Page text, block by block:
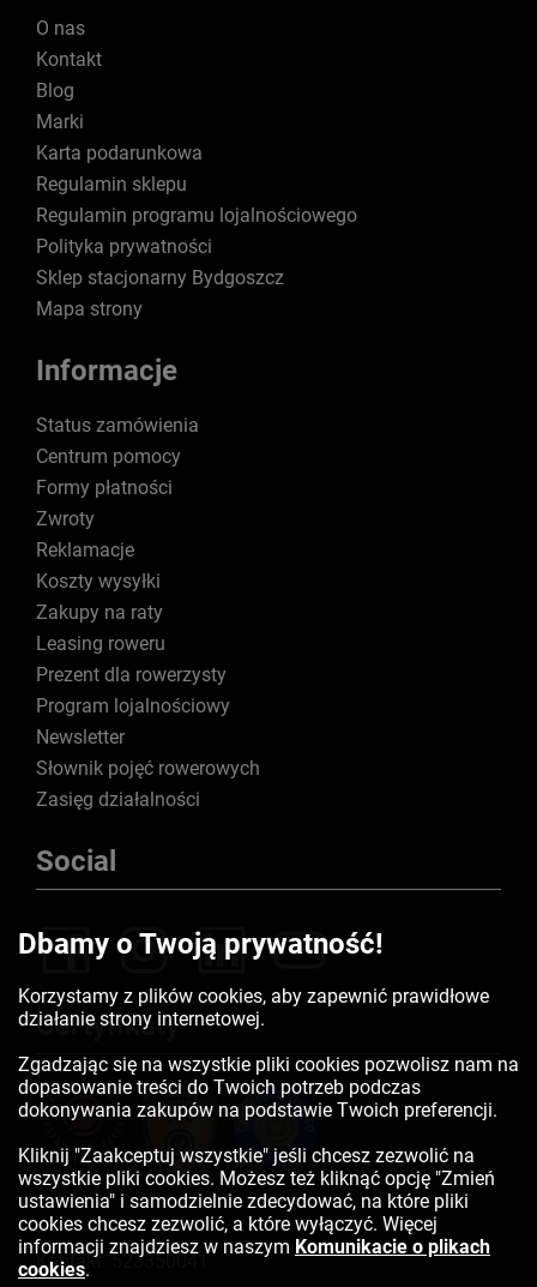
O nas
Kontakt
Blog
Marki
Karta podarunkowa
Regulamin sklepu
Regulamin programu lojalnościowego
Polityka prywatności
Sklep stacjonarny Bydgoszcz
Mapa strony
Informacje
Status zamówienia
Centrum pomocy
Formy płatności
Zwroty
Reklamacje
Koszty wysyłki
Zakupy na raty
Leasing roweru
Prezent dla rowerzysty
Program lojalnościowy
Newsletter
Słownik pojęć rowerowych
Zasięg działalności
Social
Certyfikaty
Kontakt:523350041
Dbamy o Twoją prywatność!
Korzystamy z plików cookies, aby zapewnić prawidłowe
działanie strony internetowej.
Zgadzając się na wszystkie pliki cookies pozwolisz nam na
dopasowanie treści do Twoich potrzeb podczas
dokonywania zakupów na podstawie Twoich preferencji.
Kliknij "Zaakceptuj wszystkie" jeśli chcesz zezwolić na
wszystkie pliki cookies. Możesz też kliknąć opcję "Zmień
ustawienia" i samodzielnie zdecydować, na które pliki
cookies chcesz zezwolić, a które wyłączyć. Więcej
informacji znajdziesz w naszym Komunikacie o plikach
cookies.